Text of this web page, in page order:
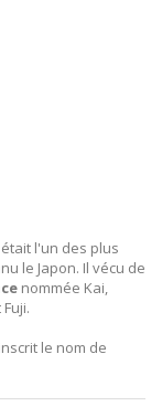
était l'un des plus
le Japon. Il vécu de
nommée Kai,
le nom de